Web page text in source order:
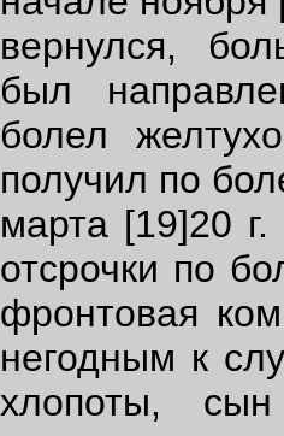
вернулся,
был
болел
получил по
марта [19]20
отсрочки по
фронтовая
негодным к
хлопоты,